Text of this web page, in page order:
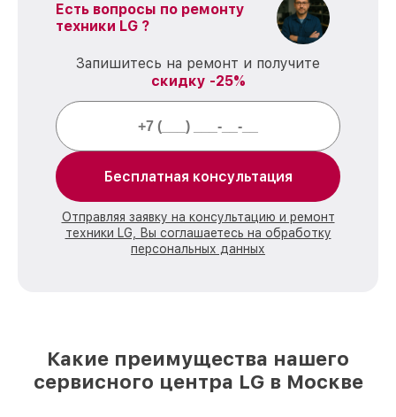
Есть вопросы по ремонту
техники LG ?
Запишитесь на ремонт и получите
скидку -25%
Бесплатная консультация
Отправляя заявку на консультацию и ремонт
техники LG, Вы соглашаетесь на обработку
персональных данных
Какие преимущества нашего
сервисного центра LG в Москве